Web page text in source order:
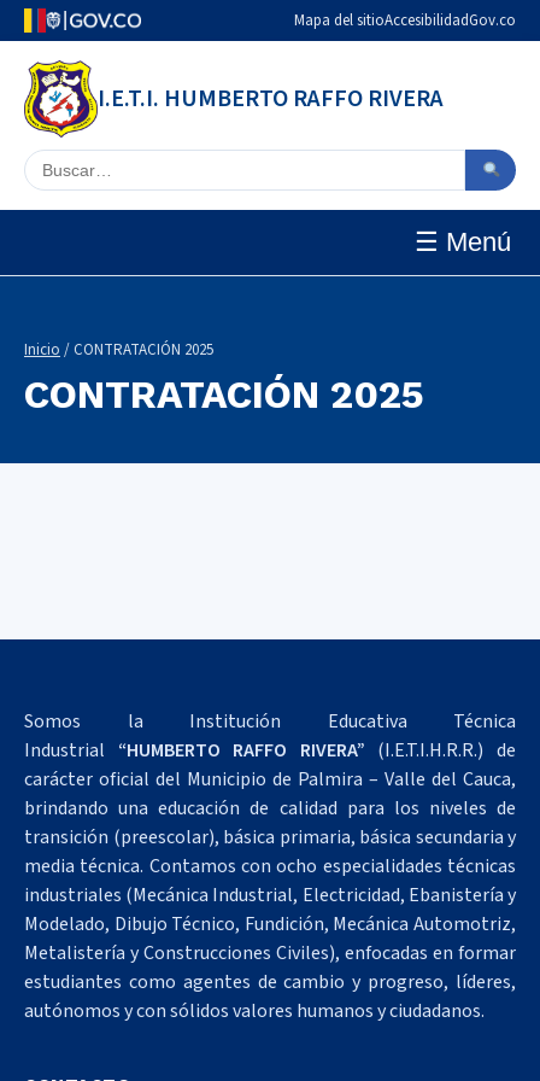
Mapa del sitioAccesibilidadGov.co
I.E.T.I. HUMBERTO RAFFO RIVERA
Buscar en el sitio
☰ Menú
Inicio / CONTRATACIÓN 2025
CONTRATACIÓN 2025
Somos la Institución Educativa Técnica
Industrial “HUMBERTO RAFFO RIVERA” (I.E.T.I.H.R.R.) de
carácter oficial del Municipio de Palmira – Valle del Cauca,
brindando una educación de calidad para los niveles de
transición (preescolar), básica primaria, básica secundaria y
media técnica. Contamos con ocho especialidades técnicas
industriales (Mecánica Industrial, Electricidad, Ebanistería y
Modelado, Dibujo Técnico, Fundición, Mecánica Automotriz,
Metalistería y Construcciones Civiles), enfocadas en formar
estudiantes como agentes de cambio y progreso, líderes,
autónomos y con sólidos valores humanos y ciudadanos.